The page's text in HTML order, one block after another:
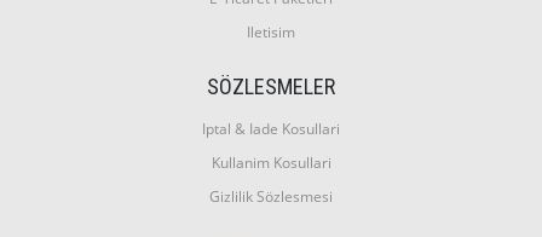
Iletisim
SÖZLESMELER
Iptal & Iade Kosullari
Kullanim Kosullari
Gizlilik Sözlesmesi